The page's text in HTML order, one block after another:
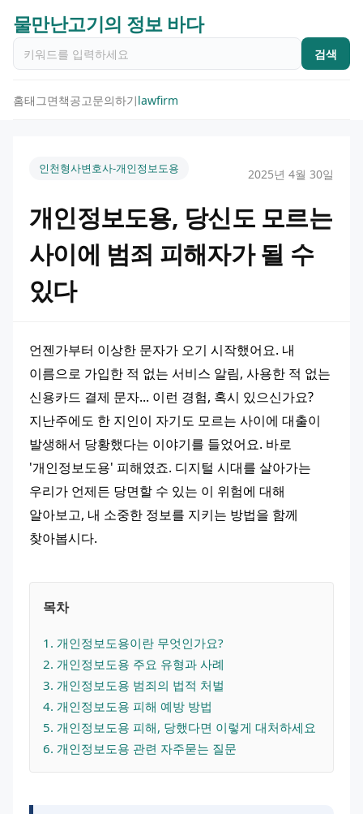
물만난고기의 정보 바다
검색
홈태그면책공고문의하기lawfirm
인천형사변호사-개인정보도용 2025년 4월 30일
개인정보도용, 당신도 모르는
사이에 범죄 피해자가 될 수
있다
언젠가부터 이상한 문자가 오기 시작했어요. 내
이름으로 가입한 적 없는 서비스 알림, 사용한 적 없는
신용카드 결제 문자... 이런 경험, 혹시 있으신가요?
지난주에도 한 지인이 자기도 모르는 사이에 대출이
발생해서 당황했다는 이야기를 들었어요. 바로
'개인정보도용' 피해였죠. 디지털 시대를 살아가는
우리가 언제든 당면할 수 있는 이 위험에 대해
알아보고, 내 소중한 정보를 지키는 방법을 함께
찾아봅시다.
목차
1 . 개인정보도용이란 무엇인가요?
2. 개인정보도용 주요 유형과 사례
3. 개인정보도용 범죄의 법적 처벌
4. 개인정보도용 피해 예방 방법
5. 개인정보도용 피해, 당했다면 이렇게 대처하세요
6. 개인정보도용 관련 자주묻는 질문